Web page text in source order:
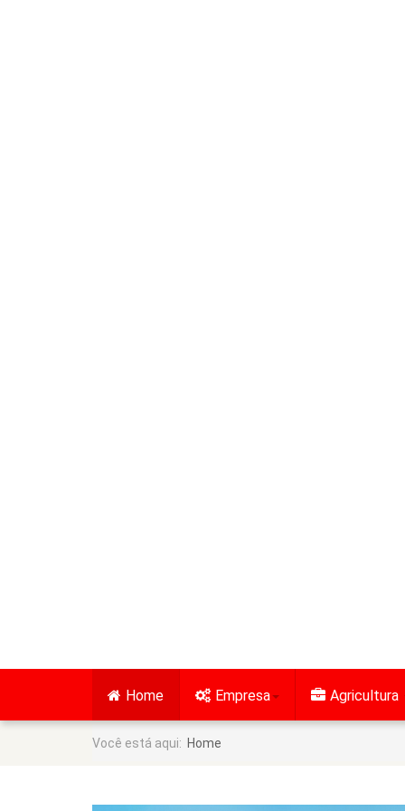
Home Empresa Agricultura
Você está aqui: Home